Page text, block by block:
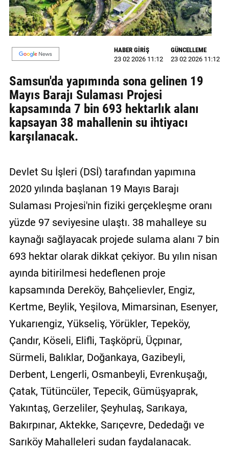
MAGAZİN
VİDEO
YAZARLAR
BİZE
ULAŞIN
Künye
Gizlilik
Politikası
HABER GİRİŞ
23 02 2026 11:12
GÜNCELLEME
23 02 2026 11:12
Samsun'da yapımında sona gelinen 19
Mayıs Barajı Sulaması Projesi
kapsamında 7 bin 693 hektarlık alanı
kapsayan 38 mahallenin su ihtiyacı
karşılanacak.
Devlet Su İşleri (DSİ) tarafından yapımına
2020 yılında başlanan 19 Mayıs Barajı
Sulaması Projesi'nin fiziki gerçekleşme oranı
yüzde 97 seviyesine ulaştı. 38 mahalleye su
kaynağı sağlayacak projede sulama alanı 7 bin
693 hektar olarak dikkat çekiyor. Bu yılın nisan
ayında bitirilmesi hedeflenen proje
kapsamında Dereköy, Bahçelievler, Engiz,
Kertme, Beylik, Yeşilova, Mimarsinan, Esenyer,
Yukarıengiz, Yükseliş, Yörükler, Tepeköy,
Çandır, Köseli, Elifli, Taşköprü, Üçpınar,
Sürmeli, Balıklar, Doğankaya, Gazibeyli,
Derbent, Lengerli, Osmanbeyli, Evrenkuşağı,
Çatak, Tütüncüler, Tepecik, Gümüşyaprak,
Yakıntaş, Gerzeliler, Şeyhulaş, Sarıkaya,
Bakırpınar, Aktekke, Sarıçevre, Dededağı ve
Sarıköy Mahalleleri sudan faydalanacak.